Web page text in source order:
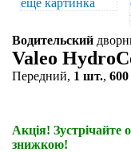
Водительский
Valeo
Передний, 1 шт.,
Акція! Зустрічайте
знижкою!